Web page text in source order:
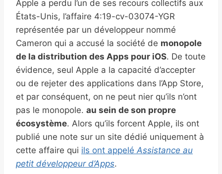
Apple a perdu l’un de ses recours collectifs aux
États-Unis, l’affaire 4:19-cv-03074-YGR
représentée par un développeur nommé
Cameron qui a accusé la société de monopole
de la distribution des Apps pour iOS. De toute
évidence, seul Apple a la capacité d’accepter
ou de rejeter des applications dans l’App Store,
et par conséquent, on ne peut nier qu’ils n’ont
pas le monopole. au sein de son propre
écosystème. Alors qu’ils forcent Apple, ils ont
publié une note sur un site dédié uniquement à
cette affaire qui ils ont appeléAssistance au
petit développeur d’Apps.